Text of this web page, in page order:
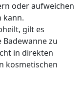
oder aufweichen
kann.
gilt es
zu
in direkten
kosmetischen